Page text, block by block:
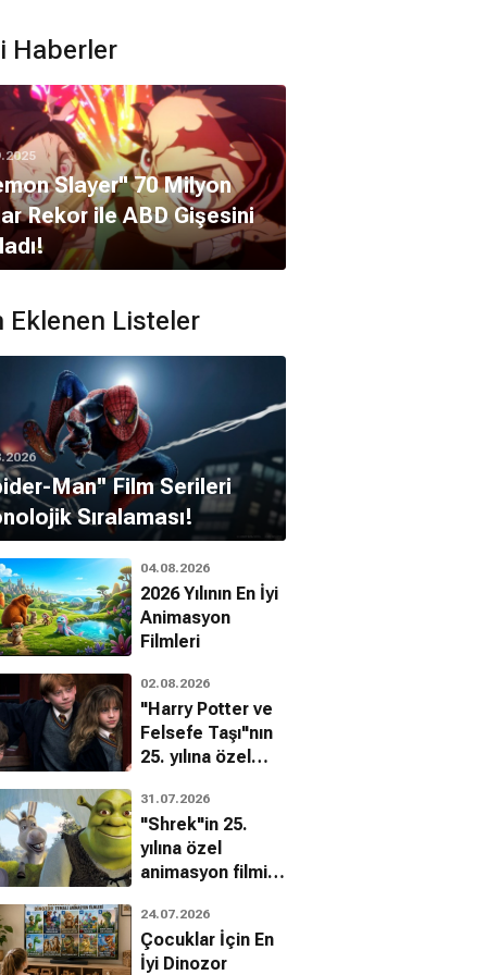
Takagi
Haberler
Slayer" 70 Milyon
Rekor ile ABD Gişesini
Eklenen Listeler
Man'' Film Serileri
Sıralaması!
04.08.2026
2026 Yılının En İyi
Animasyon
Filmleri
02.08.2026
"Harry Potter ve
Felsefe Taşı"nın
25. yılına özel
bilinmeyenleri!
31.07.2026
"Shrek"in 25.
yılına özel
animasyon filmin
24.07.2026
Çocuklar İçin En
İyi Dinozor